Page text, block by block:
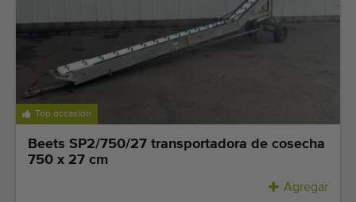
Top occasion
Beets SP2/750/27 transportadora de cosecha
750 x 27 cm
Agregar